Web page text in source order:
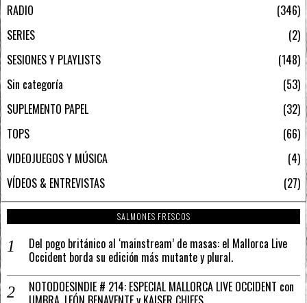
RADIO
346
SERIES
2
SESIONES Y PLAYLISTS
148
Sin categoría
53
SUPLEMENTO PAPEL
32
TOPS
66
VIDEOJUEGOS Y MÚSICA
4
VÍDEOS & ENTREVISTAS
27
SALMONES FRESCOS
Del pogo británico al ‘mainstream’ de masas: el Mallorca Live
Occident borda su edición más mutante y plural.
NOTODOESINDIE # 214: ESPECIAL MALLORCA LIVE OCCIDENT con